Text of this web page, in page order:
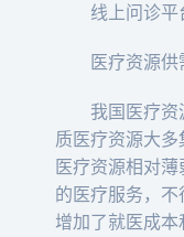
线上问诊
医疗资源
我国医疗
质医疗资源大
医疗资源相对
的医疗服务，不
增加了就医成